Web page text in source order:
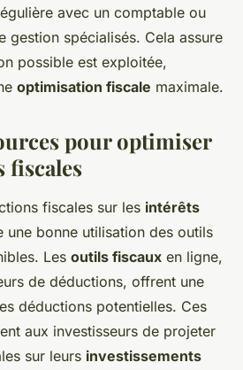
avec un comptable ou
gestion spécialisés. Cela assure
possible est exploitée,
optimisation fiscale maximale.
pour optimiser
fiscales
fiscales sur les intérêts
une bonne utilisation des outils
Les outils fiscaux en ligne,
de déductions, offrent une
déductions potentielles. Ces
aux investisseurs de projeter
sur leurs investissements